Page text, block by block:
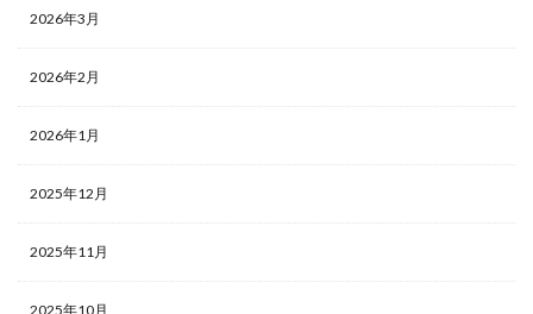
2026年3月
2026年2月
2026年1月
2025年12月
2025年11月
2025年10月